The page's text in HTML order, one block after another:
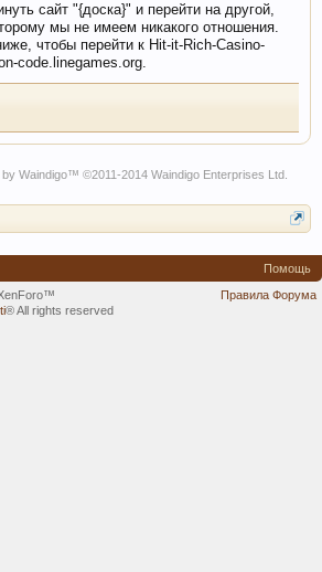
сайт "{доска}" и перейти на другой,
мы не имеем никакого отношения.
чтобы перейти к Hit-it-Rich-Casino-
code.linegames.org.
Waindigo™ ©2011-2014 Waindigo Enterprises Ltd.
Помощь
Правила Форума
®All rights reserved